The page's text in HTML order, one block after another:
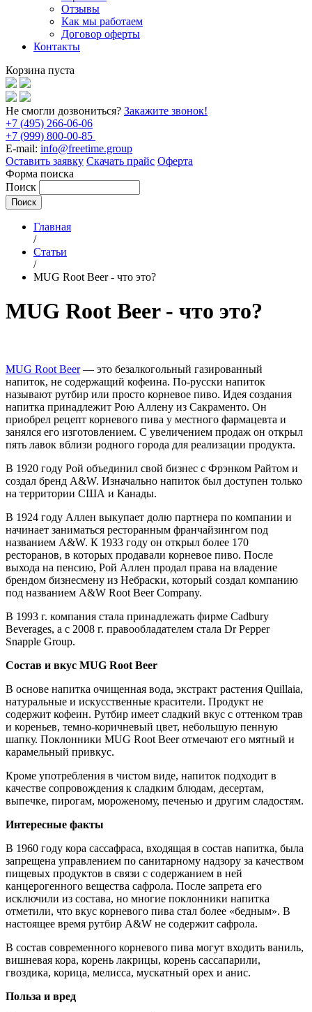
Отзывы
Как мы работаем
Договор оферты
Контакты
Корзина пуста
Не смогли дозвониться? Закажите звонок!
+7 (495) 266-06-06
+7 (999) 800-00-85
E-mail: info@freetime.group
Оставить заявку Скачать прайс Оферта
Форма поиска
Поиск
Главная
/
Статьи
/
MUG Root Beer - что это?
MUG Root Beer - что это?
MUG Root Beer— это безалкогольный газированный
напиток, не содержащий кофеина. По-русски напиток
называют рутбир или просто корневое пиво. Идея создания
напитка принадлежит Рою Аллену из Сакраменто. Он
приобрел рецепт корневого пива у местного фармацевта и
занялся его изготовлением. С увеличением продаж он открыл
пять лавок вблизи родного города для реализации продукта.
В 1920 году Рой объединил свой бизнес с Фрэнком Райтом и
создал бренд A&W. Изначально напиток был доступен только
на территории США и Канады.
В 1924 году Аллен выкупает долю партнера по компании и
начинает заниматься ресторанным франчайзингом под
названием A&W. К 1933 году он открыл более 170
ресторанов, в которых продавали корневое пиво. После
выхода на пенсию, Рой Аллен продал права на владение
брендом бизнесмену из Небраски, который создал компанию
под названием A&W Root Beer Company.
В 1993 г. компания стала принадлежать фирме Cadbury
Beverages, а с 2008 г. правообладателем стала Dr Pepper
Snapple Group.
Состав и вкус MUG Root Beer
В основе напитка очищенная вода, экстракт растения Quillaia,
натуральные и искусственные красители. Продукт не
содержит кофеин. Рутбир имеет сладкий вкус с оттенком трав
и кореньев, темно-коричневый цвет, небольшую пенную
шапку. Поклонники MUG Root Beer отмечают его мятный и
карамельный привкус.
Кроме употребления в чистом виде, напиток подходит в
качестве сопровождения к сладким блюдам, десертам,
выпечке, пирогам, мороженому, печенью и другим сладостям.
Интересные факты
В 1960 году кора сассафраса, входящая в состав напитка, была
запрещена управлением по санитарному надзору за качеством
пищевых продуктов в связи с содержанием в ней
канцерогенного вещества сафрола. После запрета его
исключили из состава, но многие поклонники напитка
отметили, что вкус корневого пива стал более «бедным». В
настоящее время рутбир A&W не содержит сафрола.
В состав современного корневого пива могут входить ваниль,
вишневая кора, корень лакрицы, корень сассапарили,
гвоздика, корица, мелисса, мускатный орех и анис.
Польза и вред